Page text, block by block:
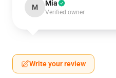
M Mia
Verified owner
Write your review